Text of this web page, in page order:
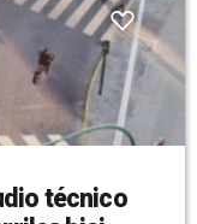
técnico